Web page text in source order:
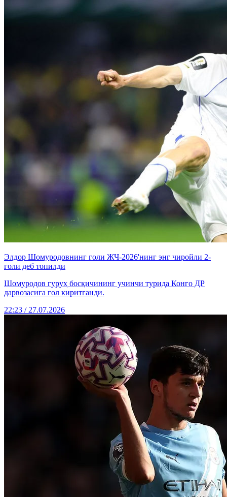
Элдор Шомуродовнинг голи ЖЧ-2026'нинг энг чиройли 2-
голи деб топилди
Шомуродов гуруҳ босқичининг учинчи турида Конго ДР
дарвозасига гол киритганди.
22:23 / 27.07.2026